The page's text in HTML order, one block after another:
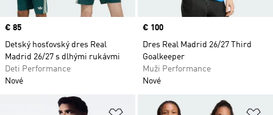
Price
€ 85
Detský hosťovský dres Real
Madrid 26/27 s dlhými rukávmi
Deti Performance
Nové
Price
€ 100
Dres Real Madrid 26/27 Third
Goalkeeper
Muži Performance
Nové
Pridať do zoznamu želaných